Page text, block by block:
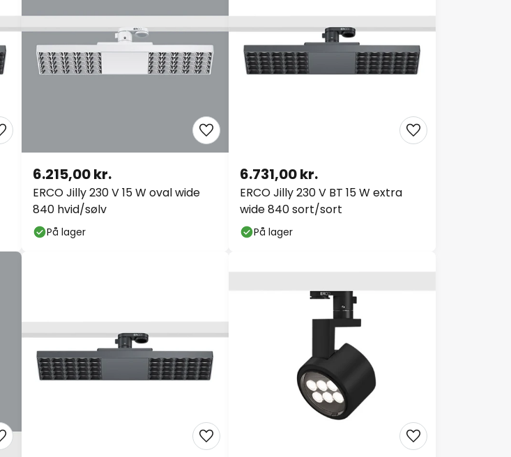
ERCO Jilly 230 V 15 W oval wide
840 hvid/sølv
6.215,00 kr.
På lager
ERCO Jilly 230 V BT 15 W extra
wide 840 sort/sort
6.731,00 kr.
På lager